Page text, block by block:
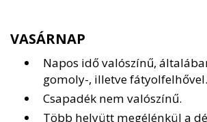
VASÁRNAP
Napos idő valószínű,
gomoly-, illetve fátyolfelhővel.
Csapadék nem valószínű.
Több helyütt megélénkül a